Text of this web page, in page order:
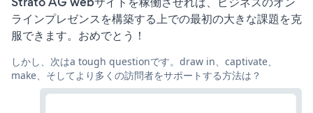
ラインプレゼンスを構築する上での最初の大きな課題を克
服できます。おめでとう！
しかし、次はa tough questionです。draw in、captivate、
make、そしてより多くの訪問者をサポートする方法は？